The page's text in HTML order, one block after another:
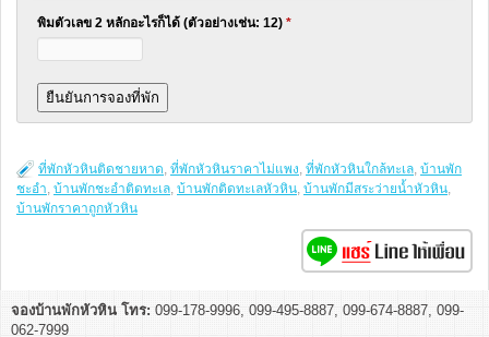
พิมตัวเลข 2 หลักอะไรก็ได้ (ตัวอย่างเช่น: 12) *
ที่พักหัวหินติดชายหาด, ที่พักหัวหินราคาไม่แพง, ที่พักหัวหินใกล้ทะเล, บ้านพัก
ชะอำ, บ้านพักชะอำติดทะเล, บ้านพักติดทะเลหัวหิน, บ้านพักมีสระว่ายน้ำหัวหิน,
บ้านพักราคาถูกหัวหิน
จองบ้านพักหัวหิน โทร: 099-178-9996, 099-495-8887, 099-674-8887, 099-
062-7999